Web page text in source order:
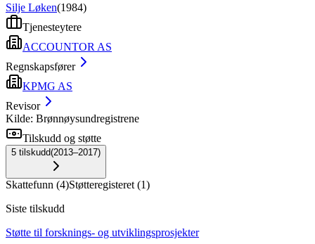
Silje Løken(1984)
Tjenesteytere
ACCOUNTOR AS
Regnskapsfører
KPMG AS
Revisor
Kilde: Brønnøysundregistrene
Tilskudd og støtte
5 tilskudd(2013–2017)
Skattefunn (4)Støtteregisteret (1)
Siste tilskudd
Støtte til forsknings- og utviklingsprosjekter